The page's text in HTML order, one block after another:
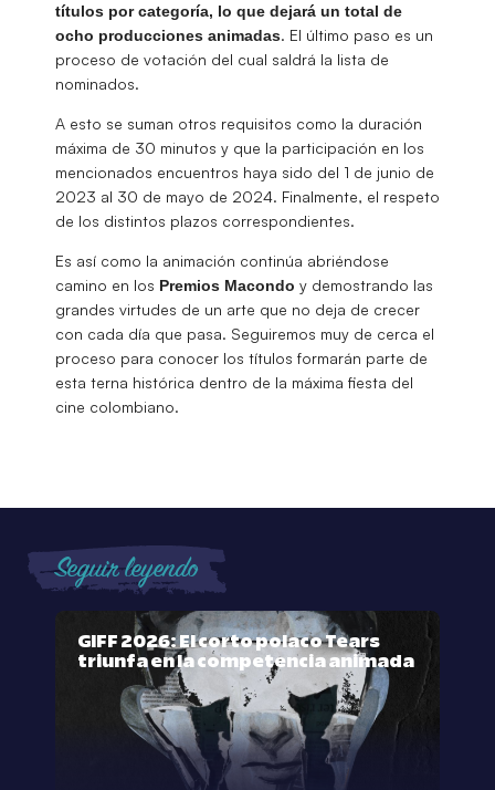
títulos por categoría, lo que dejará un total de
ocho producciones animadas. El último paso es un
proceso de votación del cual saldrá la lista de
nominados.
A esto se suman otros requisitos como la duración
máxima de 30 minutos y que la participación en los
mencionados encuentros haya sido del 1 de junio de
2023 al 30 de mayo de 2024. Finalmente, el respeto
de los distintos plazos correspondientes.
Es así como la animación continúa abriéndose
camino en los Premios Macondo y demostrando las
grandes virtudes de un arte que no deja de crecer
con cada día que pasa. Seguiremos muy de cerca el
proceso para conocer los títulos formarán parte de
esta terna histórica dentro de la máxima fiesta del
cine colombiano.
Seguir leyendo
GIFF 2026: El corto polaco Tears
triunfa en la competencia animada